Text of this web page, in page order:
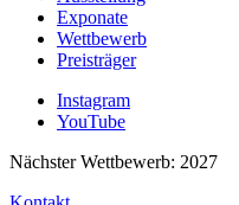
Exponate
Wettbewerb
Preisträger
Instagram
YouTube
Nächster Wettbewerb: 2027